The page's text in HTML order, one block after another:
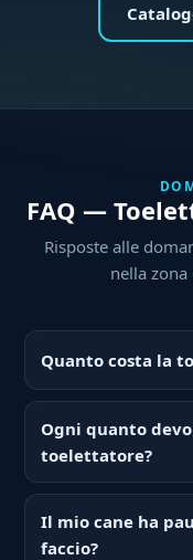
FAQ —
Risposte alle
nella
Quanto costa la
Ogni quanto
toelettatore?
Il mio cane ha
faccio?